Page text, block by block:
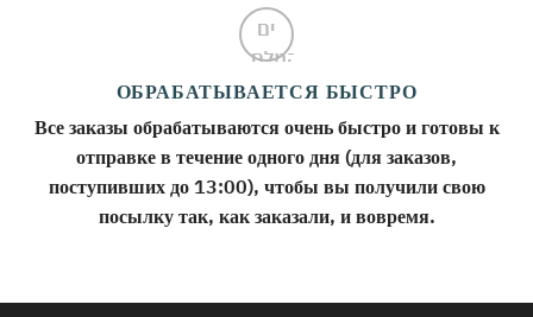
ОБРАБАТЫВАЕТСЯ БЫСТРО
Все заказы обрабатываются очень быстро и готовы к
отправке в течение одного дня (для заказов,
поступивших до 13:00), чтобы вы получили свою
посылку так, как заказали, и вовремя.